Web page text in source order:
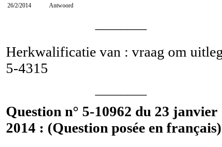
26/2/2014
Antwoord
Herkwalificatie van : vraag om
5-4315
Question n° 5-10962 du 23 janvier
2014 : (Question posée en français)